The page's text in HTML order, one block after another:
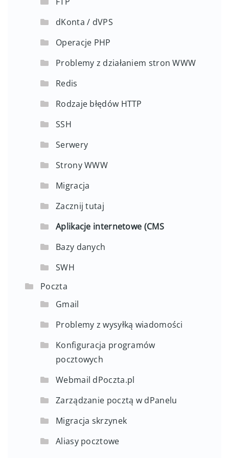
dKonta / dVPS
Operacje PHP
Problemy z działaniem stron WWW
Redis
Rodzaje błędów HTTP
SSH
Serwery
Strony WWW
Migracja
Zacznij tutaj
Aplikacje internetowe (CMS
Bazy danych
SWH
Poczta
Gmail
Problemy z wysyłką wiadomości
Konfiguracja programów
pocztowych
Webmail dPoczta.pl
Zarządzanie pocztą w dPanelu
Migracja skrzynek
Aliasy pocztowe